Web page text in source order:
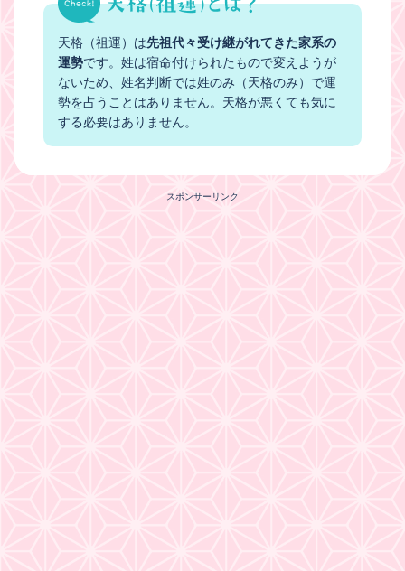
天格（祖運）は先祖代々受け継がれてきた家系の
運勢です。姓は宿命付けられたもので変えようが
ないため、姓名判断では姓のみ（天格のみ）で運
勢を占うことはありません。天格が悪くても気に
する必要はありません。
スポンサーリンク